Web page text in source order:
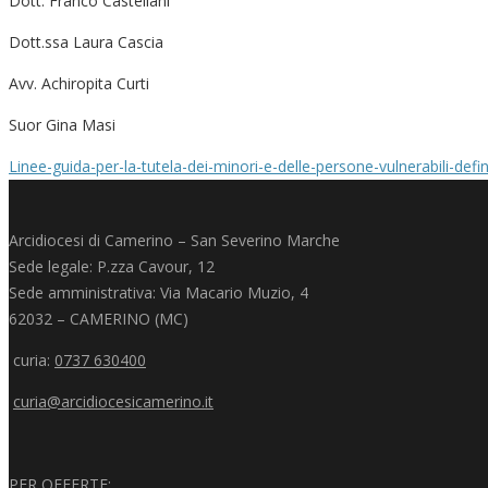
Dott.ssa Laura Cascia
Avv. Achiropita Curti
Suor Gina Masi
Linee-guida-per-la-tutela-dei-minori-e-delle-persone-vulnerabili-
Arcidiocesi di Camerino – San Severino Marche
Sede legale: P.zza Cavour, 12
Sede amministrativa: Via Macario Muzio, 4
62032 – CAMERINO (MC)
curia: 0737 630400
curia@arcidiocesicamerino.it